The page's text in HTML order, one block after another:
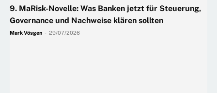
9. MaRisk-Novelle: Was Banken jetzt für Steuerung,
Governance und Nachweise klären sollten
Mark Vösgen 29/07/2026